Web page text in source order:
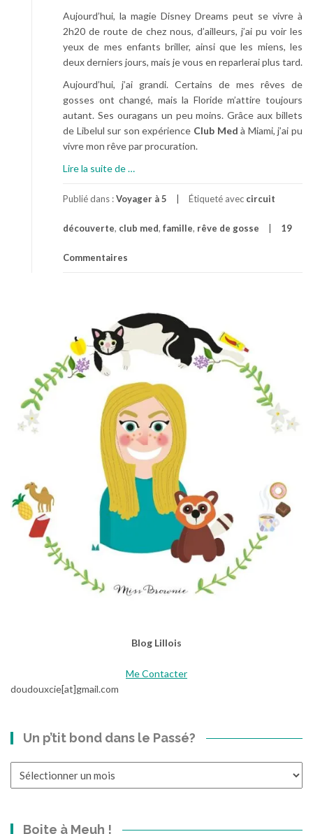
Aujourd’hui, la magie Disney Dreams peut se vivre à
2h20 de route de chez nous, d’ailleurs, j’ai pu voir les
yeux de mes enfants briller, ainsi que les miens, les
deux derniers jours, mais je vous en reparlerai plus tard.
Aujourd’hui, j’ai grandi. Certains de mes rêves de
gosses ont changé, mais la Floride m’attire toujours
autant. Ses ouragans un peu moins. Grâce aux billets
de Libelul sur son expérience Club Med à Miami, j’ai pu
vivre mon rêve par procuration.
Lire la suite de
r
p
e
d
e
G
s
s
e
s
…
Publié dans :Voyager à 5 Étiqueté avec circuit
découverte, club med, famille, rêve de gosse 19
Commentaires
Blog Lillois
Me Contacter
doudouxcie[at]gmail.com
Un p’tit bond dans le Passé?
Boite à Meuh !